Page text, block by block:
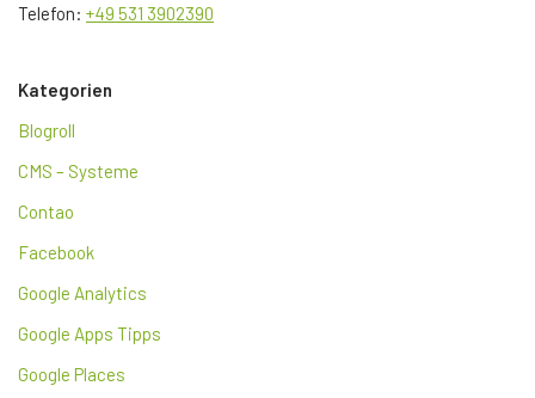
Telefon: +49 531 3902390
Kategorien
Blogroll
CMS – Systeme
Contao
Facebook
Google Analytics
Google Apps Tipps
Google Places